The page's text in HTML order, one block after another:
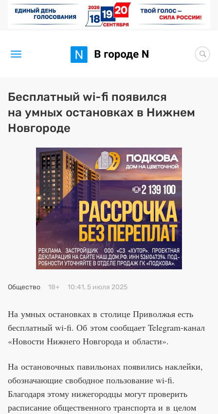
Новости
Статьи
BORЩ
Искусство исцелять
Премия 2026 (текущая)
Премия 2025
Эксперты
Бесплатный wi-fi появился
на умных остановках в Нижнем
Новгороде
Общество 18+ 10:41, 5 июля 2025
На умных остановках в столице Приволжья есть
бесплатный wi-fi. Об этом сообщает Telegram-канал
«Новости Нижнего Новгорода и области».
На остановочных павильонах появились наклейки,
обозначающие свободное пользование wi-fi.
Благодаря этому нижегородцы могут проверить
расписание общественного транспорта и в целом